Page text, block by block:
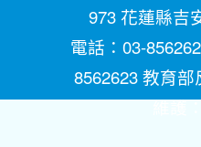
973 花蓮縣吉
電話：03-
8562623 教育
維護